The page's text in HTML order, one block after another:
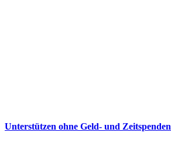
Unterstützen ohne Geld- und Zeitspenden